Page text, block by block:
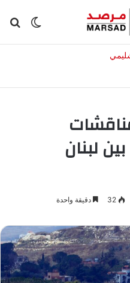
الوضع
والعظمى 50 مئوية
لبنان
32 دقيقة واحدة